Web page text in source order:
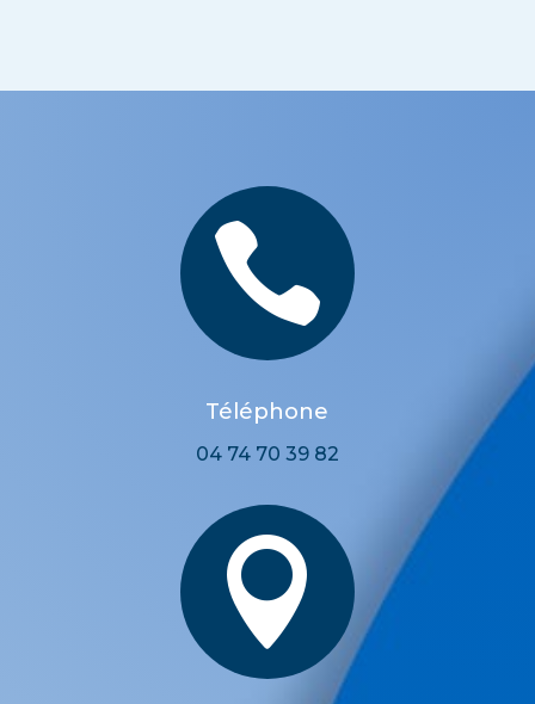

Téléphone
04 74 70 39 82
